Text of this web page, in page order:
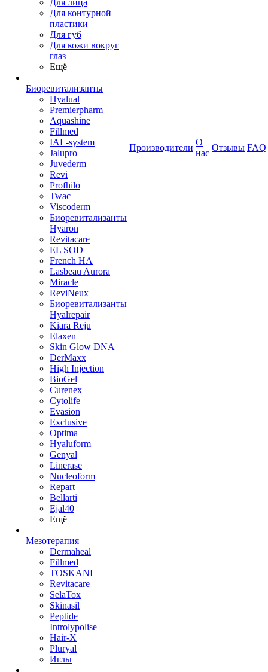
Для лица
Для контурной
пластики
Для губ
Для кожи вокруг
глаз
Ещё
Биоревитализанты
Hyalual
Premierpharm
Aquashine
Fillmed
IAL-system
Jalupro
Juvederm
Revi
Profhilo
Twac
Viscoderm
Биоревитализанты
Hyaron
Revitacare
EL SOD
French HA
Lasbeau Aurora
Miracle
ReviNeux
Биоревитализанты
Hyalrepair
Kiara Reju
Elaxen
Skin Glow DNA
DerMaxx
High Injection
BioGel
Curenex
Cytolife
Evasion
Exclusive
Optima
Hyaluform
Genyal
Linerase
Nucleoform
Repart
Bellarti
Ejal40
Ещё
Мезотерапия
Dermaheal
Fillmed
TOSKANI
Revitacare
SelaTox
Skinasil
Peptide
Introlypolise
Hair-X
Pluryal
Иглы
Производители
О
нас
Отзывы FAQ